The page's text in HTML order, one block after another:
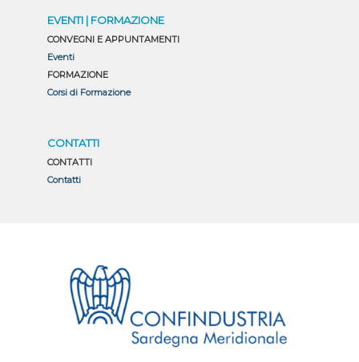
EVENTI | FORMAZIONE
CONVEGNI E APPUNTAMENTI
Eventi
FORMAZIONE
Corsi di Formazione
CONTATTI
CONTATTI
Contatti